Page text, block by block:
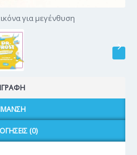
για μεγένθυση
(0)